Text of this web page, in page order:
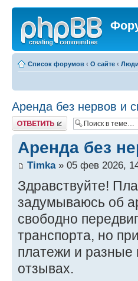
Список форумов ‹ О сайте ‹
Аренда без нервов и
Ответить
Аренда без
Timka» 05 фев 2026,
Здравствуйте!
задумываюсь об
свободно
транспорта, но
платежи и разные
отзывах.